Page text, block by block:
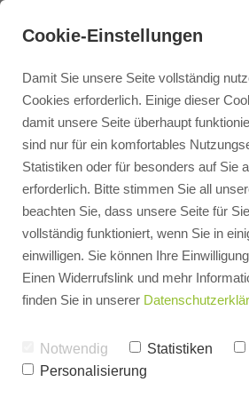
Kontakt
Terminbuchung
Heizungsangebot
PV Rechner
Cookie-Einstellungen
Damit Sie unsere Seite vollständig
Cookies erforderlich. Einige dieser
damit unsere Seite überhaupt
sind nur für ein komfortables
Statistiken oder für besonders auf Sie
erforderlich. Bitte stimmen Sie all
beachten Sie, dass unsere Seite für
vollständig funktioniert, wenn Sie in
einwilligen. Sie können Ihre
Einen Widerrufslink und mehr
finden Sie in unserer
Notwendig Statistiken
Personalisierung